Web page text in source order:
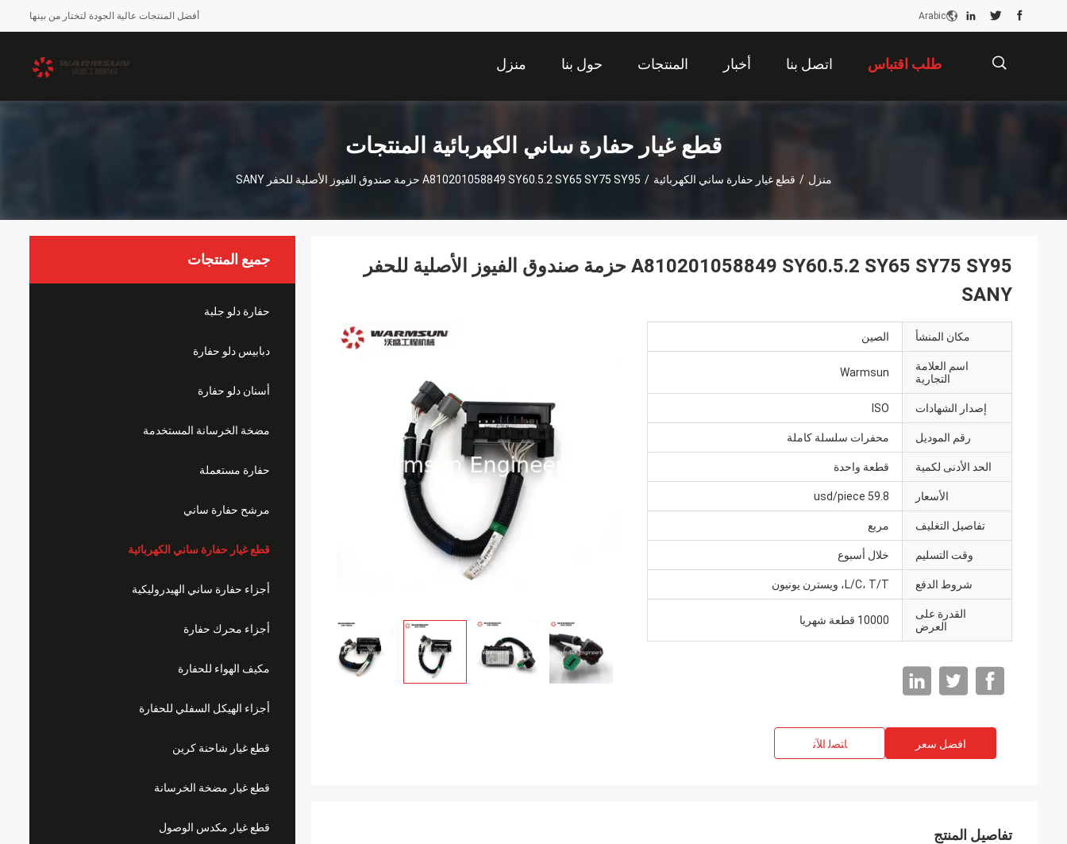
أفضل المنتجات عالية الجودة لتختار من بينها Arabic
منزل حول بنا المنتجات أخبار اتصل بنا طلب اقتباس
قطع غيار حفارة ساني الكهربائية المنتجات
منزل / قطع غيار حفارة ساني الكهربائية / A810201058849 SY60.5.2 SY65 SY75 SY95 حزمة صندوق الفيوز الأصلية للحفر SANY
جميع المنتجات
حفارة دلو جلبة
دبابيس دلو حفارة
أسنان دلو حفارة
مضخة الخرسانة المستخدمة
حفارة مستعملة
مرشح حفارة ساني
قطع غيار حفارة ساني الكهربائية
أجزاء حفارة ساني الهيدروليكية
أجزاء محرك حفارة
مكيف الهواء للحفارة
أجزاء الهيكل السفلي للحفارة
قطع غيار شاحنة كرين
قطع غيار مضخة الخرسانة
قطع غيار مكدس الوصول
A810201058849 SY60.5.2 SY65 SY75 SY95 حزمة صندوق الفيوز الأصلية للحفر
SANY
مكان المنشأ الصين
اسم العلامة
التجارية
Warmsun
إصدار الشهادات ISO
رقم الموديل محفرات سلسلة كاملة
الحد الأدنى لكمية قطعة واحدة
الأسعار 59.8 usd/piece
تفاصيل التغليف مربع
وقت التسليم خلال أسبوع
شروط الدفع L/C، T/T، ويسترن يونيون
القدرة على
العرض
10000 قطعة شهريا
افضل سعر ﺎﺘﺼﻟ ﺍﻶﻧ
تفاصيل المنتج